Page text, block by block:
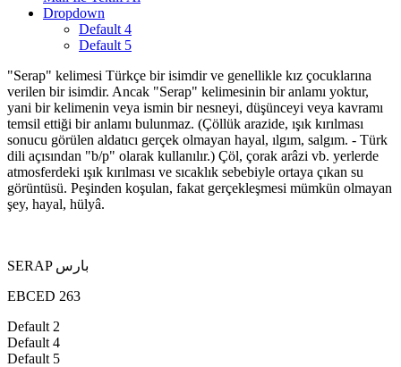
Dropdown
Default 4
Default 5
"Serap" kelimesi Türkçe bir isimdir ve genellikle kız çocuklarına
verilen bir isimdir. Ancak "Serap" kelimesinin bir anlamı yoktur,
yani bir kelimenin veya ismin bir nesneyi, düşünceyi veya kavramı
temsil ettiği bir anlamı bulunmaz. (Çöllük arazide, ışık kırılması
sonucu görülen aldatıcı gerçek olmayan hayal, ılgım, salgım. - Türk
dili açısından "b/p" olarak kullanılır.) Çöl, çorak arâzi vb. yerlerde
atmosferdeki ışık kırılması ve sıcaklık sebebiyle ortaya çıkan su
görüntüsü. Peşinden koşulan, fakat gerçekleşmesi mümkün olmayan
şey, hayal, hülyâ.
SERAP بارس
EBCED 263
Default 2
Default 4
Default 5